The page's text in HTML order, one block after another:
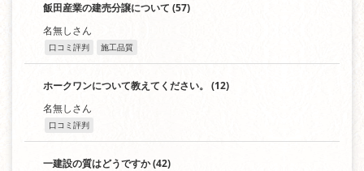
飯田産業の建売分譲について (57)
名無しさん
口コミ評判 施工品質
ホークワンについて教えてください。 (12)
名無しさん
口コミ評判
一建設の質はどうですか(42)